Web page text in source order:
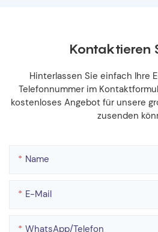
Kontaktieren
Hinterlassen Sie einfach Ihre
Telefonnummer im
kostenloses Angebot für unsere
zusenden
Name
E-Mail
WhatsApp/Telefon